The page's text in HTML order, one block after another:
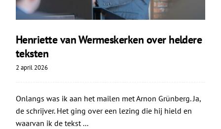
Henriette van Wermeskerken over heldere
teksten
2 april 2026
Onlangs was ik aan het mailen met Arnon Grünberg. Ja,
de schrijver. Het ging over een lezing die hij hield en
waarvan ik de tekst ...